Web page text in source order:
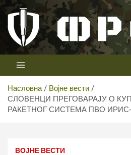
Скип
цонтент
Телевизија
Први војни канал у Србији
Насловна
Војне вести
СЛОВЕНЦИ ПРЕГОВАРАЈУ О
РАКЕТНОГ СИСТЕМА ПВО
ВОЈНЕ ВЕСТИ